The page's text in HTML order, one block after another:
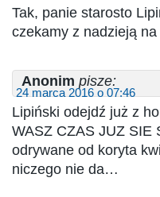
Tak, panie starosto
czekamy z nadzieją
Anonim pisze:
24 marca 2016 o 07:46
Lipiński odejdź już z
WASZ CZAS JUZ SIE
odrywane od koryta
niczego nie da…